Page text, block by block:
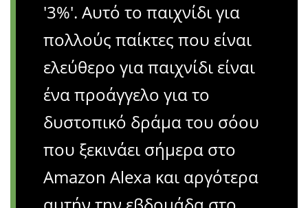
'3%'. Αυτό το παιχνίδι για
πολλούς παίκτες που είναι
ελεύθερο για παιχνίδι είναι
ένα προάγγελο για το
δυστοπικό δράμα του σόου
που ξεκινάει σήμερα στο
Amazon Alexa και αργότερα